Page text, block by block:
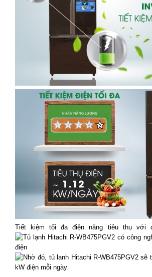
Tiết kiệm tối đa điện năng tiêu thụ với